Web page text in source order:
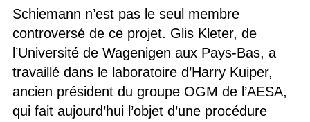
Schiemann n’est pas le seul membre
controversé de ce projet. Glis Kleter, de
l’Université de Wagenigen aux Pays-Bas, a
travaillé dans le laboratoire d’Harry Kuiper,
ancien président du groupe OGM de l’AESA,
qui fait aujourd’hui l’objet d’une procédure